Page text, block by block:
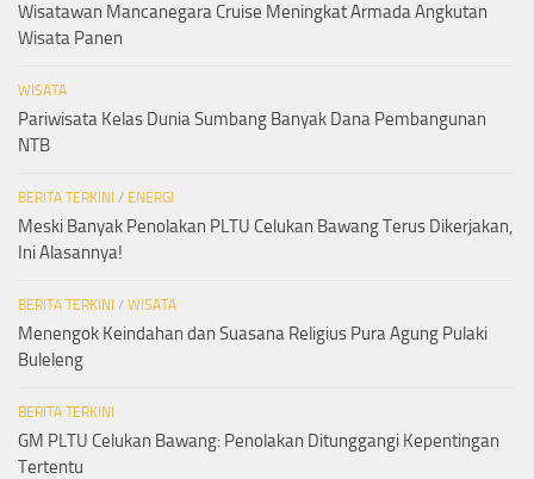
Wisatawan Mancanegara Cruise Meningkat Armada Angkutan
Wisata Panen
WISATA
Pariwisata Kelas Dunia Sumbang Banyak Dana Pembangunan
NTB
BERITA TERKINI / ENERGI
Meski Banyak Penolakan PLTU Celukan Bawang Terus Dikerjakan,
Ini Alasannya!
BERITA TERKINI / WISATA
Menengok Keindahan dan Suasana Religius Pura Agung Pulaki
Buleleng
BERITA TERKINI
GM PLTU Celukan Bawang: Penolakan Ditunggangi Kepentingan
Tertentu